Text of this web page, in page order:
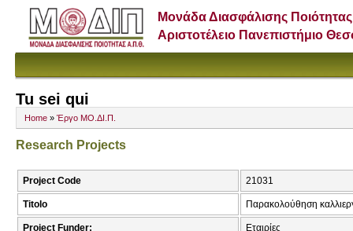
Μονάδα Διασφάλισης Ποιότητας
Αριστοτέλειο Πανεπιστήμιο
Tu sei qui
Home » Έργο ΜΟ.ΔΙ.Π.
Research Projects
Project Code 21031
Titolo Παρακολούθηση
Project Funder: Εταιρίες